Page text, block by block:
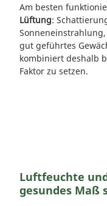
Am besten
Lüftung:
gut geführtes
kombiniert deshalb
Faktor zu setzen.
Luftfeuchte
gesundes Maß